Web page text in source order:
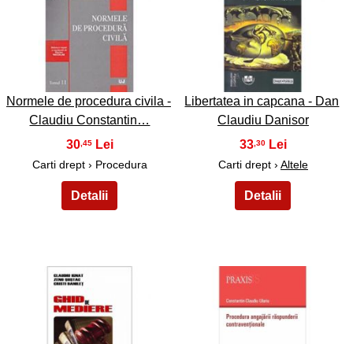
Normele de procedura civila -
Claudiu Constantin…
30,45
Carti drept › Procedura
36
Libertatea in capcana - Dan
Claudiu Danisor
33 ,30
Carti drept › Altele
37